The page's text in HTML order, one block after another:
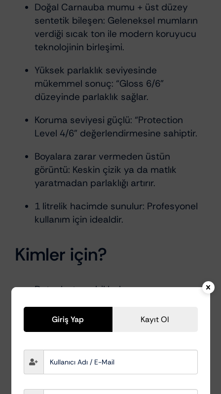
Doğal Carnauba mumu + üst düzey
sentetik bileşen: Geleneksel mumların
verdiği sıcak ton ile modern koruyucu
teknolojinin birleşimi.
Yüksek parlaklık seviyesinde
mükemmel sonuç: “Gloss 6/6”
düzeyinde parlaklık sağlar.
Koruma seviyesi güçlü: “Protection
Level 4/6” değerlendirmesine sahiptir.
Boyalara zarar vermeden üstün
görüntü: Keskin çizik ya da matlık
yaratmadan parlaklığı artırır.
1 litrelik hacimde sunulur: Profesyonel
kullanım için idealdir.
Kimler için?
Detaylı otomobil bakımı yapan
Araç tutkunları, özel arabalar veya sık
Boya yüzeyini uzun vadede korumak ve
her zaman yeni gibi bir görünüm elde
etmek isteyenler için.
Giriş Yap Kayıt Ol